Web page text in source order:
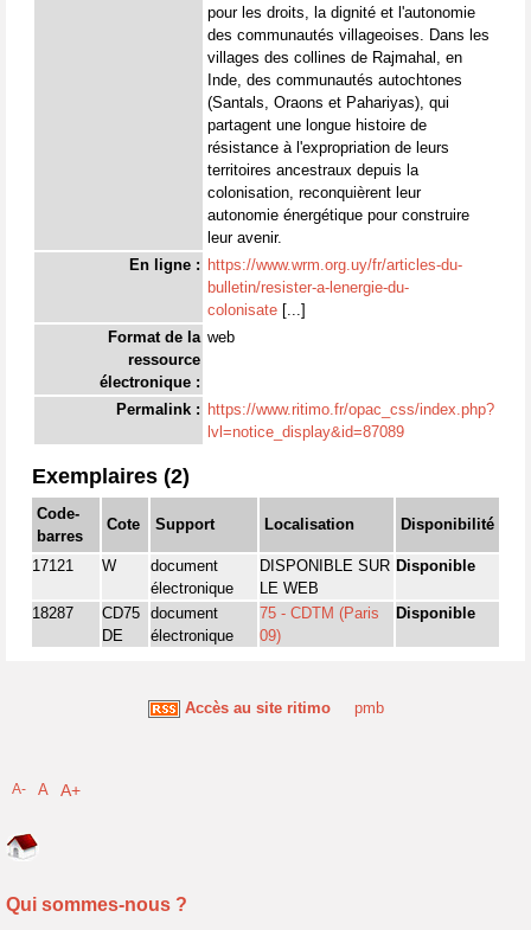
pour les droits, la dignité et l'autonomie
des communautés villageoises. Dans les
villages des collines de Rajmahal, en
Inde, des communautés autochtones
(Santals, Oraons et Pahariyas), qui
partagent une longue histoire de
résistance à l'expropriation de leurs
territoires ancestraux depuis la
colonisation, reconquièrent leur
autonomie énergétique pour construire
leur avenir.
En ligne : https://www.wrm.org.uy/fr/articles-du-
bulletin/resister-a-lenergie-du-
colonisate [...]
Format de la
ressource
électronique :
web
Permalink : https://www.ritimo.fr/opac_css/index.php?
lvl=notice_display&id=87089
Exemplaires (2)
Code-
barres
Cote Support Localisation Disponibilité
17121 W
document
électronique
DISPONIBLE SUR
LE WEB
Disponible
18287
CD75
DE
document
électronique
75 - CDTM (Paris
09)
Disponible
Accès au site ritimo pmb
A- A A+
Qui sommes-nous ?